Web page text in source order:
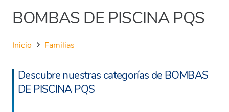
BOMBAS DE PISCINA PQS
Inicio Familias
Descubre nuestras categorías de BOMBAS
DE PISCINA PQS